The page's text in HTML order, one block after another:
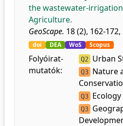
the wastewater-
Agriculture.
GeoScape. 18 (2), 162-172,
doi DEA WoS Scopus
Folyóirat-
mutatók:
Q2 Urban
Q3 Nature
Q3 Ecology
Q3